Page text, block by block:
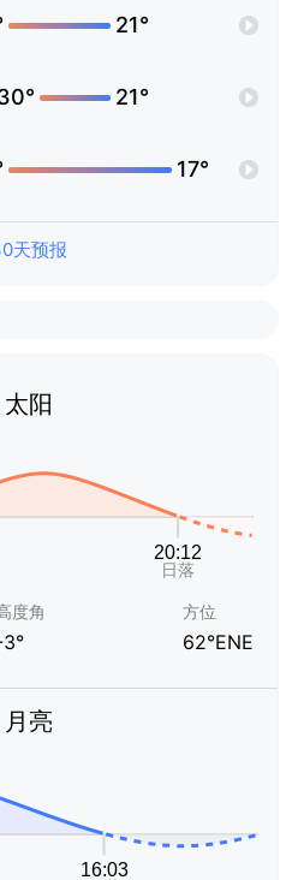
21°
21°
17°
天预报
太阳
度角 方位
62°ENE
月亮